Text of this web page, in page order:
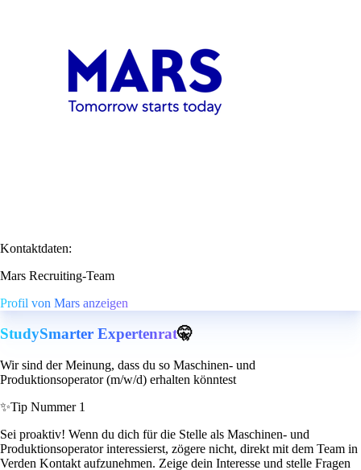
Kontaktdaten:
Mars Recruiting-Team
Profil von Mars anzeigen
StudySmarter Expertenrat🤫
Wir sind der Meinung, dass du so Maschinen- und
Produktionsoperator (m/w/d) erhalten könntest
✨Tip Nummer 1
Sei proaktiv! Wenn du dich für die Stelle als Maschinen- und
Produktionsoperator interessierst, zögere nicht, direkt mit dem Team in
Verden Kontakt aufzunehmen. Zeige dein Interesse und stelle Fragen